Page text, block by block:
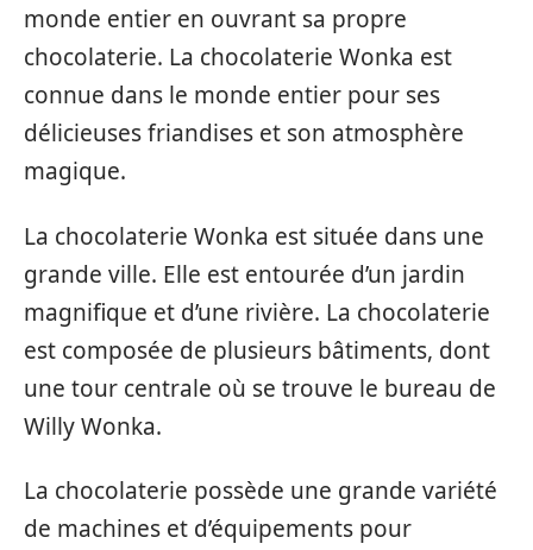
monde entier en ouvrant sa propre
chocolaterie. La chocolaterie Wonka est
connue dans le monde entier pour ses
délicieuses friandises et son atmosphère
magique.
La chocolaterie Wonka est située dans une
grande ville. Elle est entourée d’un jardin
magnifique et d’une rivière. La chocolaterie
est composée de plusieurs bâtiments, dont
une tour centrale où se trouve le bureau de
Willy Wonka.
La chocolaterie possède une grande variété
de machines et d’équipements pour